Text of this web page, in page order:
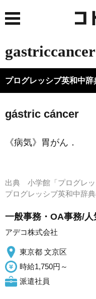
gastriccancer
プログレッシブ英和中辞
gástric cáncer
《病気》 胃がん ．
出典 小学館「プログレ
プログレッシブ英和中辞
一般事務・OA事務/
アデコ株式会社
東京都 文京区
時給1,750円～
派遣社員